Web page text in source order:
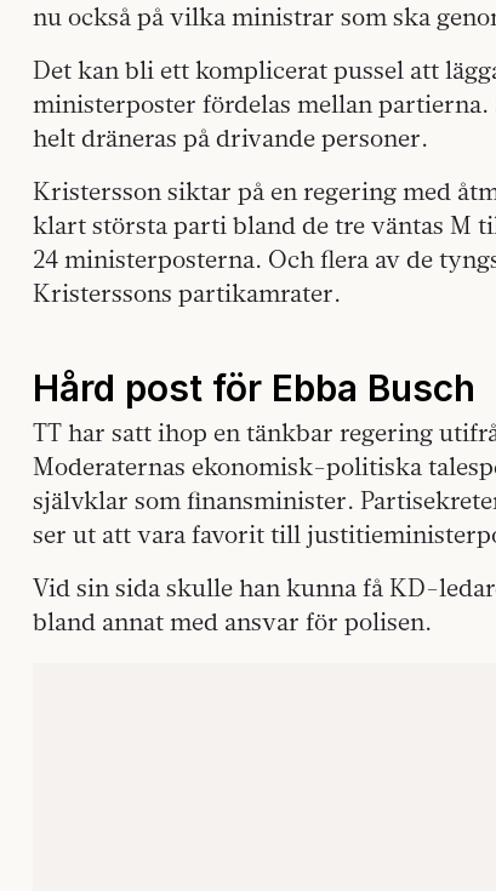
nu också på vilka ministrar som ska
Det kan bli ett komplicerat pussel att
ministerposter fördelas mellan
helt dräneras på drivande personer.
Kristersson siktar på en regering med
klart största parti bland de tre väntas M
24 ministerposterna. Och flera av de
Kristerssons partikamrater.
Hård post för Ebba Busch
TT har satt ihop en tänkbar regering
Moderaternas ekonomisk-politiska
självklar som finansminister.
ser ut att vara favorit till
Vid sin sida skulle han kunna få KD-
bland annat med ansvar för polisen.